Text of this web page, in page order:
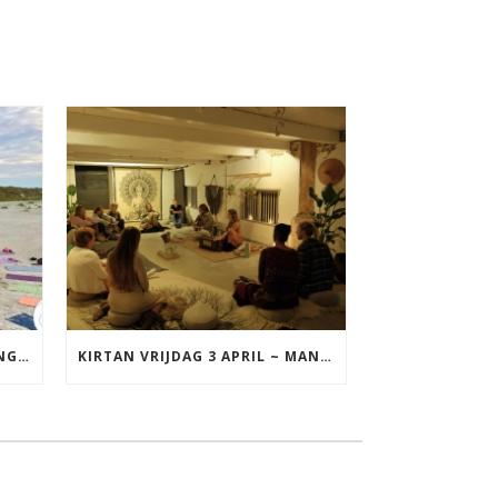
YOGA VAKANTIE TERSCHELLING 17 T/M 19 JULI KIRTAN VRIJDAG 3 APRIL ~ MANTRAZINGEN MET DIEDERICK IN LEEUWARDEN